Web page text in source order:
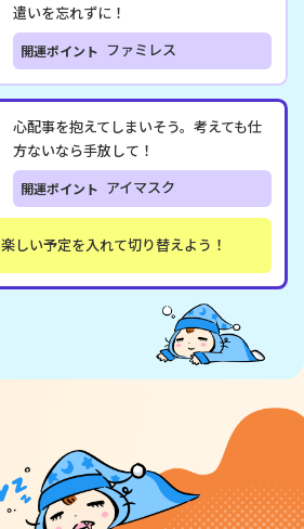
遣いを忘れずに！
開運ポイント ファミレス
心配事を抱えてしまいそう。考えても仕
方ないなら手放して！
開運ポイント アイマスク
楽しい予定を入れて切り替えよう！